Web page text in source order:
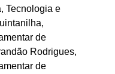
Tecnologia e
de
Rodrigues,
de